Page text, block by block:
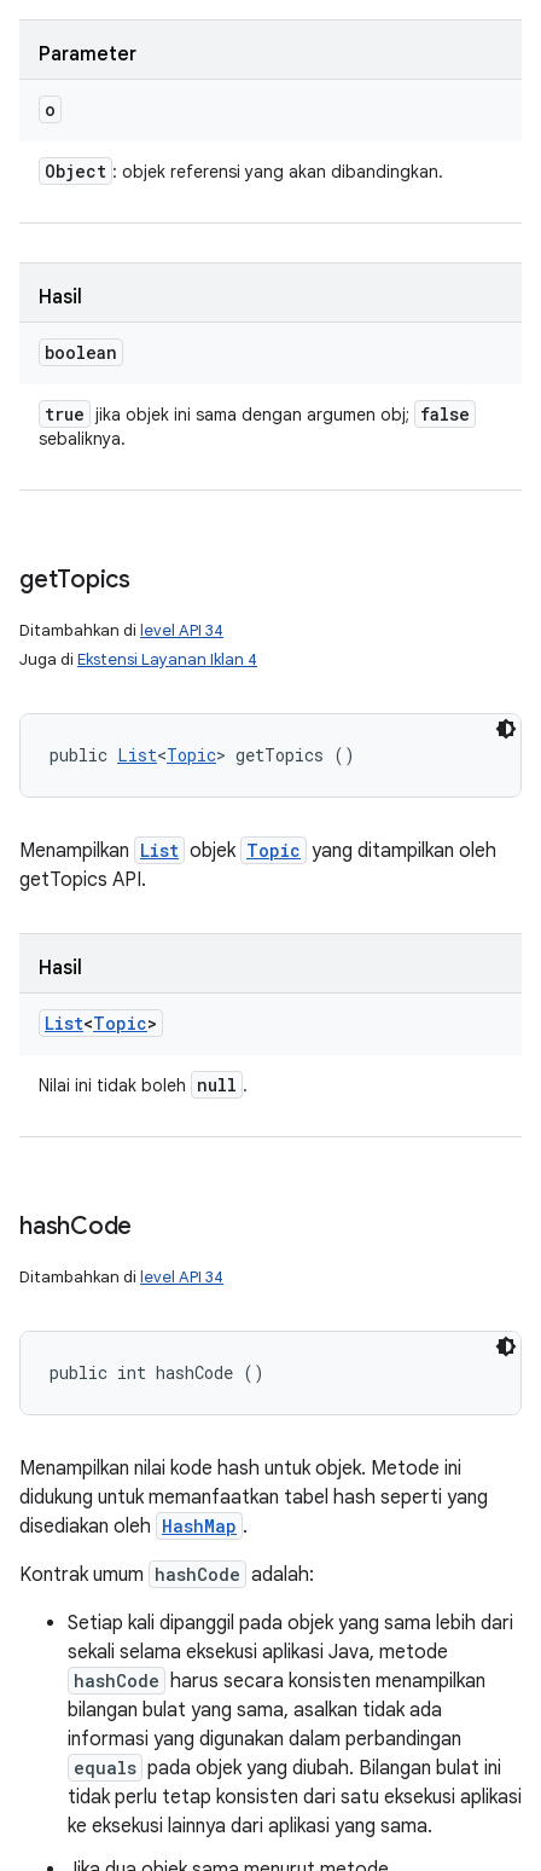
Parameter
o
Object : objek referensi yang akan dibandingkan.
Hasil
boolean
true jika objek ini sama dengan argumen obj; false
sebaliknya.
getTopics
Ditambahkan di level API 34
Juga di Ekstensi Layanan Iklan 4
public List<Topic> getTopics ()
Menampilkan List objek Topic yang ditampilkan oleh
getTopics API.
Hasil
List<Topic>
Nilai ini tidak boleh null .
hashCode
Ditambahkan di level API 34
public int hashCode ()
Menampilkan nilai kode hash untuk objek. Metode ini
didukung untuk memanfaatkan tabel hash seperti yang
disediakan oleh HashMap .
Kontrak umum hashCode adalah:
Setiap kali dipanggil pada objek yang sama lebih dari
sekali selama eksekusi aplikasi Java, metode
hashCode harus secara konsisten menampilkan
bilangan bulat yang sama, asalkan tidak ada
informasi yang digunakan dalam perbandingan
equals pada objek yang diubah. Bilangan bulat ini
tidak perlu tetap konsisten dari satu eksekusi aplikasi
ke eksekusi lainnya dari aplikasi yang sama.